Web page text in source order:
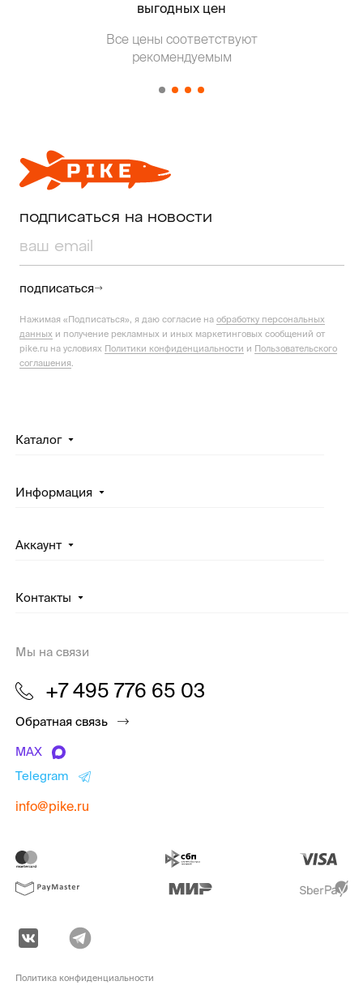
выгодных цен
Все цены соответствуют
рекомендуемым
подписаться на новости
подписаться
Нажимая «Подписаться», я даю согласие на обработку персональных
данных и получение рекламных и иных маркетинговых сообщений от
pike.ru на условиях Политики конфиденциальности и Пользовательского
соглашения
Каталог
Информация
Аккаунт
Контакты
Мы на связи
+7 495 776 65 03
Обратная связь
MAX
Telegram
info@pike.ru
Политика конфиденциальности